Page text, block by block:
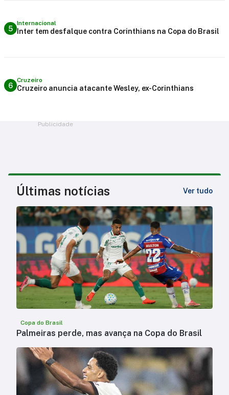
5
Internacional
Inter tem desfalque contra Corinthians na Copa do Brasil
6
Cruzeiro
Cruzeiro anuncia atacante Wesley, ex-Corinthians
Publicidade
Últimas notícias Ver tudo
Copa do Brasil
Palmeiras perde, mas avança na Copa do Brasil